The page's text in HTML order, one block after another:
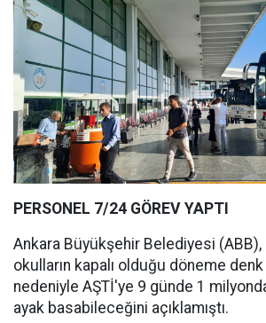
PERSONEL 7/24 GÖREV YAPTI
Ankara Büyükşehir Belediyesi
okulların kapalı olduğu döneme
nedeniyle AŞTİ'ye 9 günde 1
ayak basabileceğini açıklamıştı.